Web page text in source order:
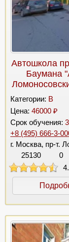
Автошкола
Баумана
Категории: B
Цена: 46000 ₽
Срок обучения:
+8 (495) 666-3-
г. Москва, пр-т.
25130
0